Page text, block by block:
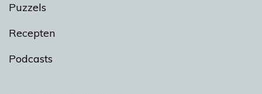
Puzzels
Recepten
Podcasts